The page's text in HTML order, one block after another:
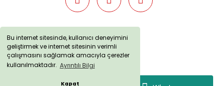
Bu internet sitesinde, kullanıcı deneyimini
geliştirmek ve internet sitesinin verimli
çalışmasını sağlamak amacıyla çerezler
kullanılmaktadır. Ayrıntılı Bilgi
Kapat
uygunamama.com © 2019 - Tüm Hakları Saklıdır. Kredi kartı
bilgileriniz 256bit SSL sertifikası ile korunmaktadır.